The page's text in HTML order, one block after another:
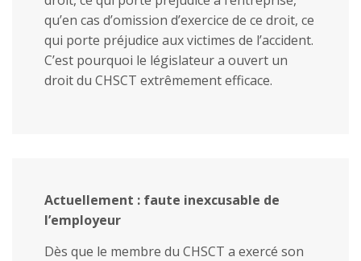
qu’en cas d’omission d’exercice de ce droit, ce
qui porte préjudice aux victimes de l’accident.
C’est pourquoi le législateur a ouvert un
droit du CHSCT extrêmement efficace.
Actuellement : faute inexcusable de
l’employeur
Dès que le membre du CHSCT a exercé son